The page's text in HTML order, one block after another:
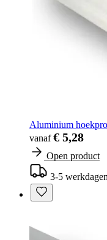
Aluminium
vanaf€ 5,28
Open product
3-5 werkdagen